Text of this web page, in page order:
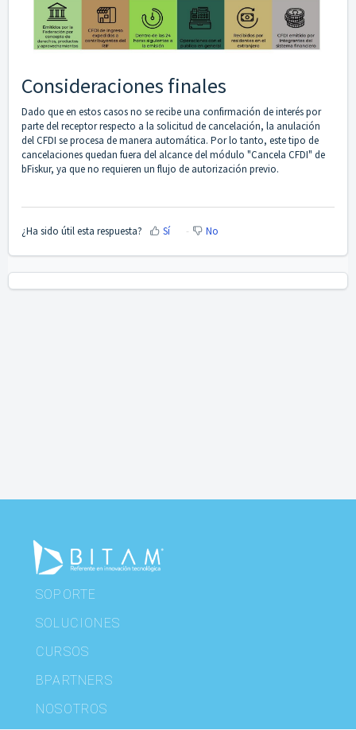
Consideraciones finales
Dado que en estos casos no se recibe una confirmación de interés por
parte del receptor respecto a la solicitud de cancelación, la anulación
del CFDI se procesa de manera automática. Por lo tanto, este tipo de
cancelaciones quedan fuera del alcance del módulo "Cancela CFDI" de
bFiskur, ya que no requieren un flujo de autorización previo.
¿Ha sido útil esta respuesta? Sí No